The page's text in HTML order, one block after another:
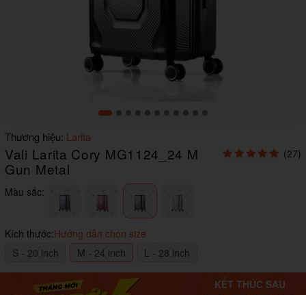
Item
1
of
11
Thương hiệu: Larita
Vali Larita Cory MG1124_24 M
Gun Metal
(27)
Màu sắc:
Kích thước:Hướng dẫn chọn size
S - 20 inch
M - 24 inch L - 28 inch
KẾT THÚC SAU